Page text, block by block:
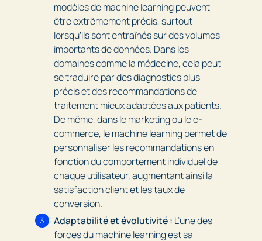
modèles de machine learning peuvent
être extrêmement précis, surtout
lorsqu’ils sont entraînés sur des volumes
importants de données. Dans les
domaines comme la médecine, cela peut
se traduire par des diagnostics plus
précis et des recommandations de
traitement mieux adaptées aux patients.
De même, dans le marketing ou le e-
commerce, le machine learning permet de
personnaliser les recommandations en
fonction du comportement individuel de
chaque utilisateur, augmentant ainsi la
satisfaction client et les taux de
conversion.
Adaptabilité et évolutivité : L’une des
forces du machine learning est sa